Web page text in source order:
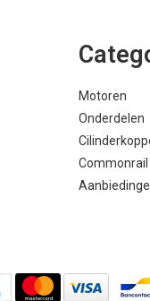
Motoren
Onderdelen